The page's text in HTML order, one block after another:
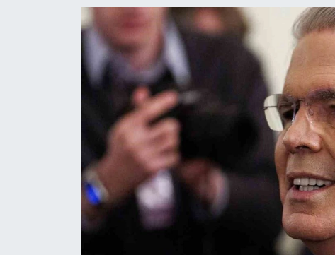
KÜLTÜR SANAT
MAGAZİN